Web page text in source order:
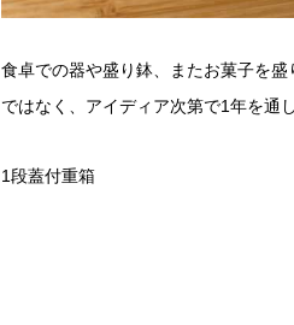
食卓での器や盛り鉢、またお菓子を
ではなく、アイディア次第で1年を通
1段蓋付重箱